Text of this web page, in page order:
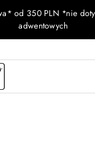
głównej
konto
głównego
produktu
od 350 PLN *nie
adwentowych